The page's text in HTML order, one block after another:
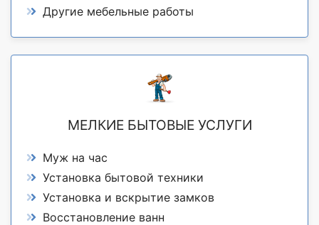
Другие мебельные работы
МЕЛКИЕ БЫТОВЫЕ УСЛУГИ
Муж на час
Установка бытовой техники
Установка и вскрытие замков
Восстановление ванн